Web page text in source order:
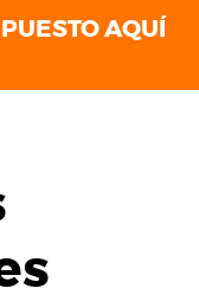
AQUÍ